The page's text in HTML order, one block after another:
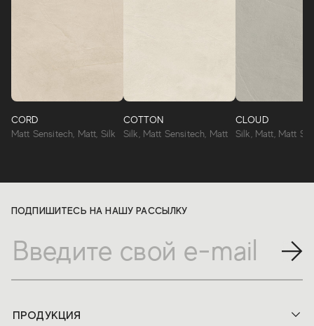
CORD
Matt Sensitech, Matt, Silk
COTTON
Silk, Matt Sensitech, Matt
CLOUD
Silk, Matt, Matt
ПОДПИШИТЕСЬ НА НАШУ РАССЫЛКУ
ПРОДУКЦИЯ